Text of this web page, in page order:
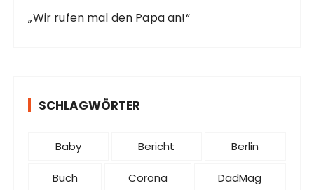
„Wir rufen mal den Papa an!“
SCHLAGWÖRTER
Baby Bericht Berlin
Buch Corona DadMag